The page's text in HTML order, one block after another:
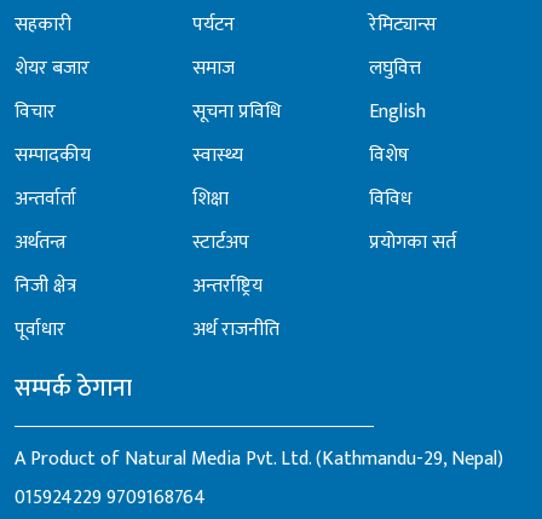
सहकारी
शेयर बजार
विचार
सम्पादकीय
अन्तर्वार्ता
अर्थतन्त्र
निजी क्षेत्र
पूर्वाधार
पर्यटन
समाज
सूचना प्रविधि
स्वास्थ्य
शिक्षा
स्टार्टअप
अन्तर्राष्ट्रिय
अर्थ राजनीति
रेमिट्यान्स
लघुवित्त
English
विशेष
विविध
प्रयोगका सर्त
सम्पर्क ठेगाना
A Product of Natural Media Pvt. Ltd. (Kathmandu-29, Nepal)
0159242299709168764